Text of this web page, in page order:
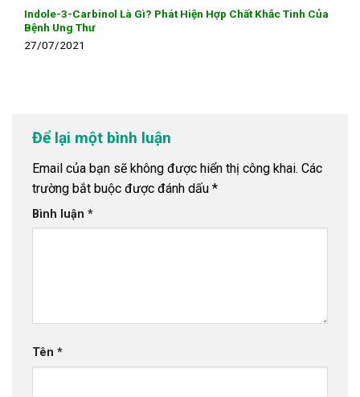
Indole-3-Carbinol Là Gì? Phát Hiện Hợp Chất Khắc Tinh Của
Bệnh Ung Thư
27/07/2021
Để lại một bình luận
Email của bạn sẽ không được hiển thị công khai. Các
trường bắt buộc được đánh dấu *
Bình luận *
Tên *